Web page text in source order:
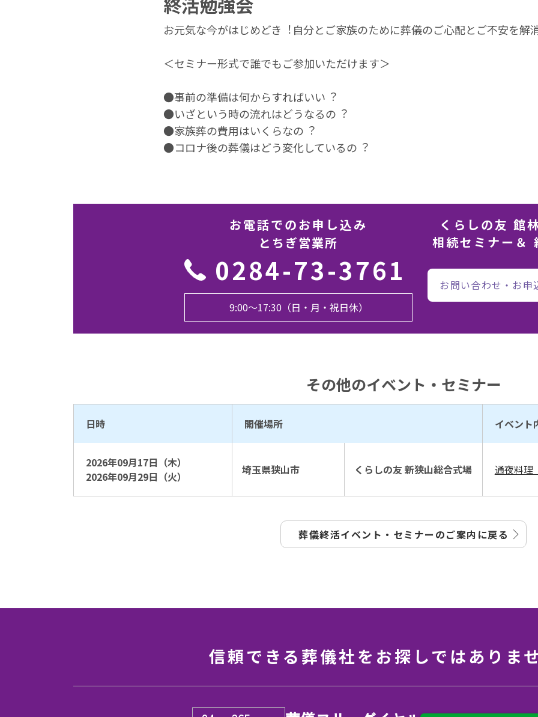
お元気な今がはじめどき︕⾃分とご家族のために葬儀のご⼼配とご不安を解
＜セミナー形式で誰でもご参加いただけます＞
●事前の準備は何からすればいい︖
●いざという時の流れはどうなるの︖
●家族葬の費⽤はいくらなの︖
●コロナ後の葬儀はどう変化しているの︖
お電話でのお申し込み
とちぎ営業所
0284-73-3761
9:00〜17:30（日・月・祝日休）
くらしの友 館
相続セミナー＆
お問い合わせ・お申
その他のイベント・セミナー
日時 開催場所 イベント
2026年09月17日（木）
2026年09月29日（火）
埼玉県狭山市 くらしの友 新狭山総合式場 通夜料
葬儀終活イベント・セミナーのご案内に戻る
信頼できる葬儀社を お探しではありま